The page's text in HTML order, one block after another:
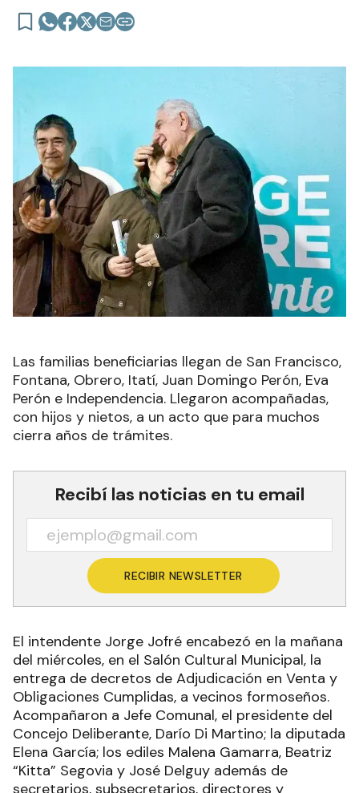
Las familias beneficiarias llegan de San Francisco,
Fontana, Obrero, Itatí, Juan Domingo Perón, Eva
Perón e Independencia. Llegaron acompañadas,
con hijos y nietos, a un acto que para muchos
cierra años de trámites.
Recibí las noticias en tu email
RECIBIR NEWSLETTER
El intendente Jorge Jofré encabezó en la mañana
del miércoles, en el Salón Cultural Municipal, la
entrega de decretos de Adjudicación en Venta y
Obligaciones Cumplidas, a vecinos formoseños.
Acompañaron a Jefe Comunal, el presidente del
Concejo Deliberante, Darío Di Martino; la diputada
Elena García; los ediles Malena Gamarra, Beatriz
“Kitta” Segovia y José Delguy además de
secretarios, subsecretarios, directores y